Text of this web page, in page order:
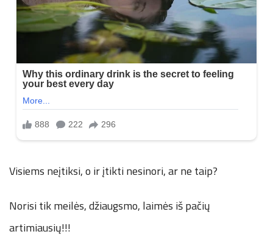
Visiems neįtiksi, o ir įtikti nesinori, ar ne taip?
Norisi tik meilės, džiaugsmo, laimės iš pačių
artimiausių!!!